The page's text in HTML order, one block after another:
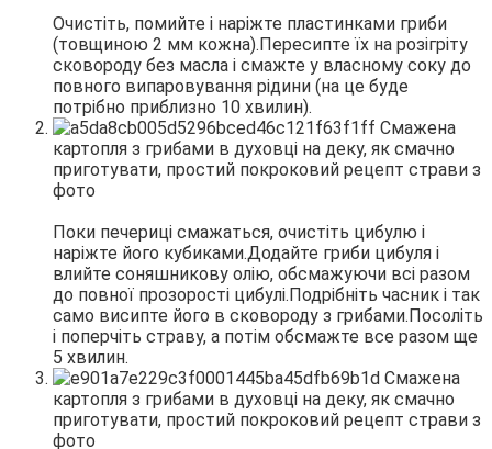
Очистіть, помийте і наріжте пластинками гриби
(товщиною 2 мм кожна).Пересипте їх на розігріту
сковороду без масла і смажте у власному соку до
повного випаровування рідини (на це буде
потрібно приблизно 10 хвилин).
Поки печериці смажаться, очистіть цибулю і
наріжте його кубиками.Додайте гриби цибуля і
влийте соняшникову олію, обсмажуючи всі разом
до повної прозорості цибулі.Подрібніть часник і так
само висипте його в сковороду з грибами.Посоліть
і поперчіть страву, а потім обсмажте все разом ще
5 хвилин.